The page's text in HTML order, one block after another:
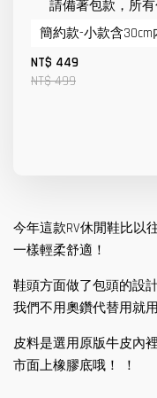
請備著包款，所
NT$ 449
NT$ 499
今年這款RV休閒鞋比以
一樣輕柔舒適！
鞋頭方面做了包頭的設
我們不用奧鑽代替用就
皮料是選用原版牛皮內
市面上橡膠底哦！ ！